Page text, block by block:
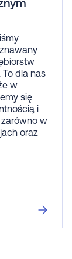
To dla nas
w
się
i
w
oraz